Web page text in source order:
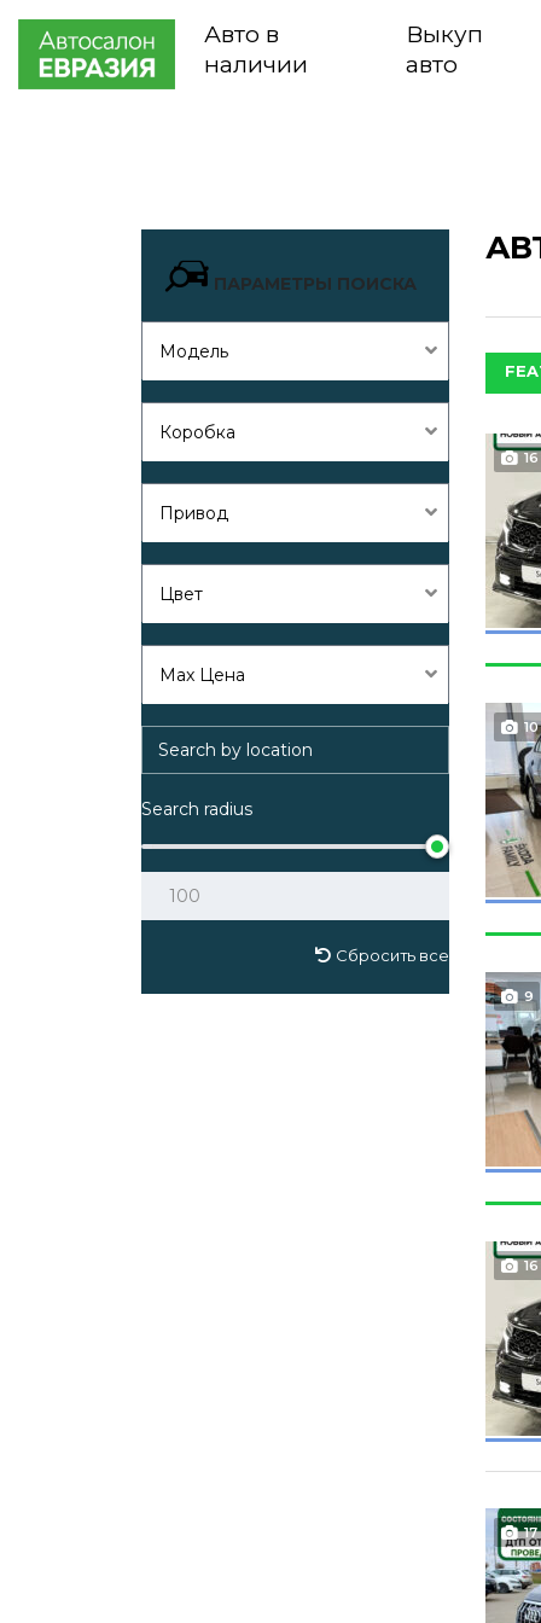
Авто в
наличии
Выкуп
авто
ПАРАМЕТРЫ ПОИСКА
Модель
Коробка
Привод
Цвет
Max Цена
Search radius
Сбросить все
16
10
9
16
17